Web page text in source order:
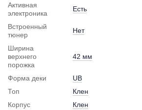
Активная
электроника
Есть
Встроенный
тюнер
Нет
Ширина
верхнего
порожка
42 мм
Форма деки
UB
Топ
Клен
Корпус
Клен